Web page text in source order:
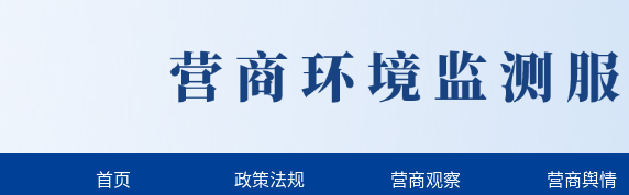
首页 政策法规 营商观察 营商舆情